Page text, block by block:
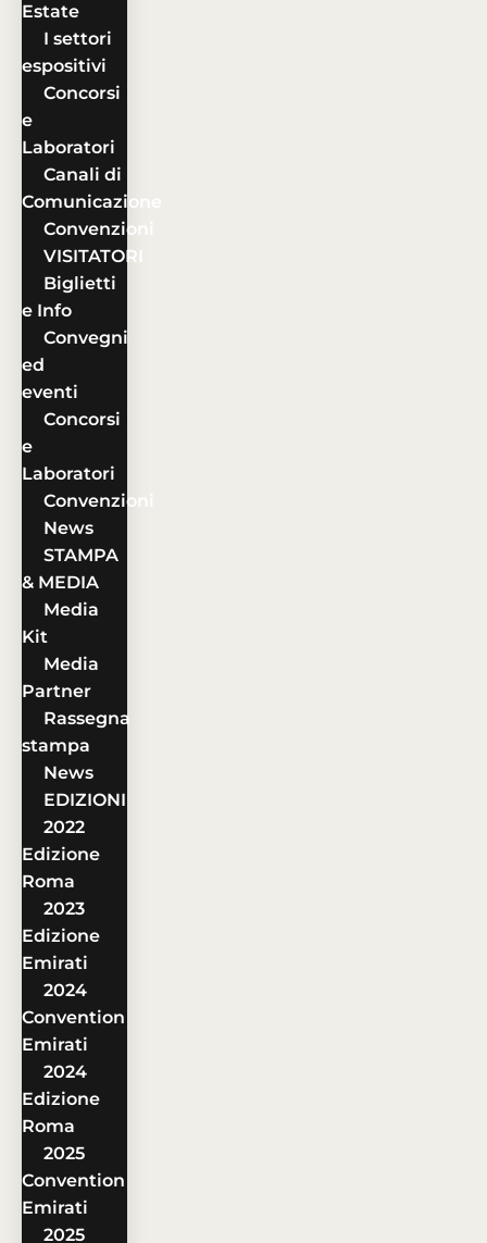
Estate
I settori
espositivi
Concorsi
e
Laboratori
Canali di
Comunicazione
Convenzioni
VISITATORI
Biglietti
e Info
Convegni
ed
eventi
Concorsi
e
Laboratori
Convenzioni
News
STAMPA
& MEDIA
Media
Kit
Media
Partner
Rassegna
stampa
News
EDIZIONI
2022
Edizione
Roma
2023
Edizione
Emirati
2024
Convention
Emirati
2024
Edizione
Roma
2025
Convention
Emirati
2025